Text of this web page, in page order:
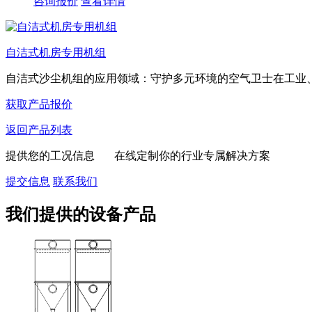
自洁式机房专用机组
自洁式沙尘机组的应用领域：守护多元环境的空气卫士在工业
获取产品报价
返回产品列表
提供您的工况信息 在线定制你的行业专属解决方案
提交信息 联系我们
我们提供的设备产品